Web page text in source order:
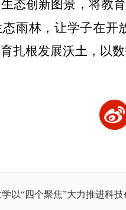
态创新图景，将教
雨林，让学子在开
扎根发展沃土，以
以“四个聚焦”大力推进科